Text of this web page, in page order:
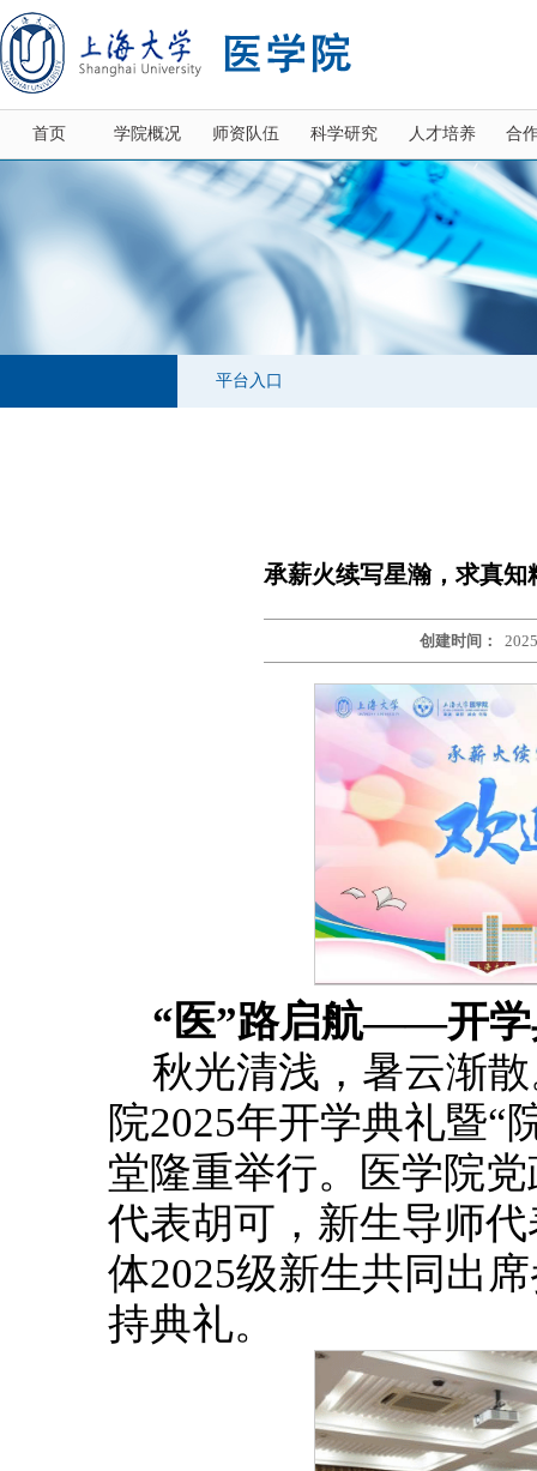
首页 学院概况 师资队伍 科学研究 人才培养 合
平台入口
承薪火续写星瀚，求真知
创建时间：
“医”路启航——开学
秋光清浅，暑云渐
院2025年开学典礼暨“
堂隆重举行。医学院
代表胡可，新生导师
体2025级新生共同出
持典礼。